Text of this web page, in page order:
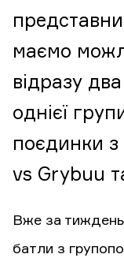
маємо
відразу
однієї
поєдинки з
vs Grybuu
Вже за
батли з